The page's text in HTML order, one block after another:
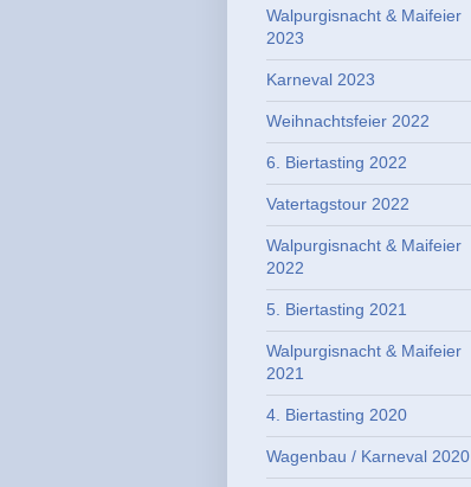
Walpurgisnacht & Maifeier
2023
Karneval 2023
Weihnachtsfeier 2022
6. Biertasting 2022
Vatertagstour 2022
Walpurgisnacht & Maifeier
2022
5. Biertasting 2021
Walpurgisnacht & Maifeier
2021
4. Biertasting 2020
Wagenbau / Karneval 2020